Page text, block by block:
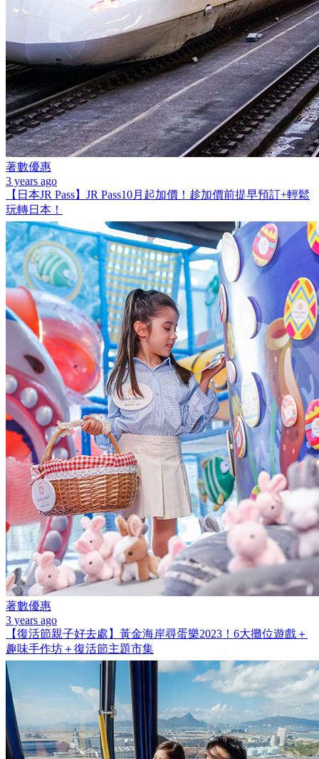
著數優惠
3 years ago
【日本JR Pass】JR Pass10月起加價！趁加價前提早預訂+輕鬆
玩轉日本！
著數優惠
3 years ago
【復活節親子好去處】黃金海岸尋蛋樂2023！6大攤位遊戲＋
趣味手作坊＋復活節主題市集